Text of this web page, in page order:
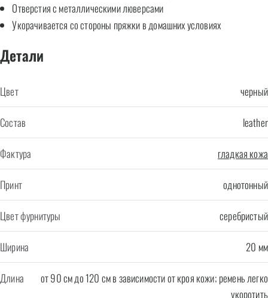
Отверстия с металлическими люверсами
Укорачивается со стороны пряжки в домашних условиях
Детали
Цвет черный
Состав leather
Фактура гладкая кожа
Принт однотонный
Цвет фурнитуры серебристый
Ширина 20 мм
Длина
от 90 см до 120 см в зависимости от кроя кожи; ремень легко
укоротить